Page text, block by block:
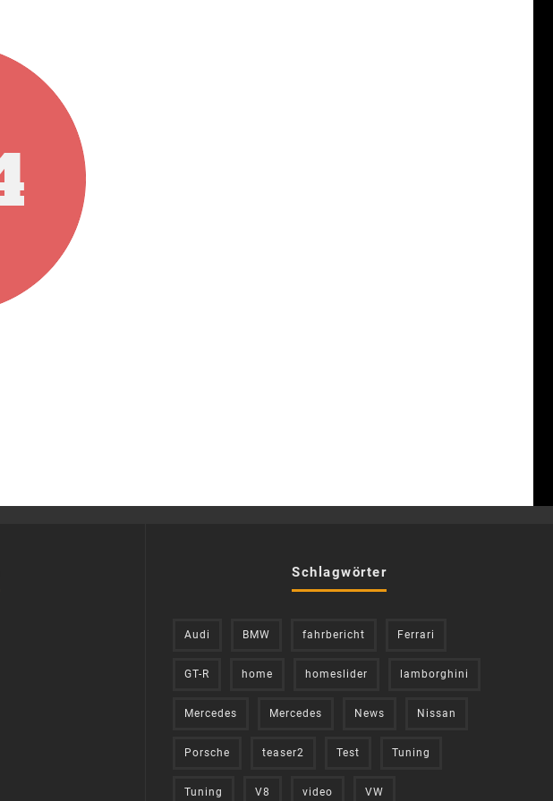
Schlagwörter
Audi BMW fahrbericht Ferrari
GT-R home homeslider lamborghini
Mercedes Mercedes News Nissan
Porsche teaser2 Test Tuning
Tuning V8 video VW